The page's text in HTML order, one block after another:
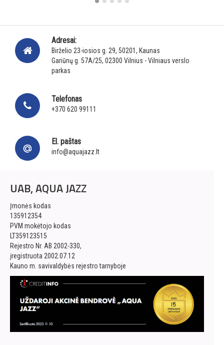
Adresai:
Birželio 23-iosios g. 29, 50201, Kaunas
Gariūnų g. 57A/25, 02300 Vilnius - Vilniaus verslo
parkas
Telefonas
+370 620 99111
El. paštas
info@aquajazz.lt
UAB, AQUA JAZZ
Įmonės kodas
135912354
PVM mokėtojo kodas
LT359123515
Rejestro Nr. AB 2002-330,
įregistruota 2002.07.12
Kauno m. savivaldybės rejestro tarnyboje